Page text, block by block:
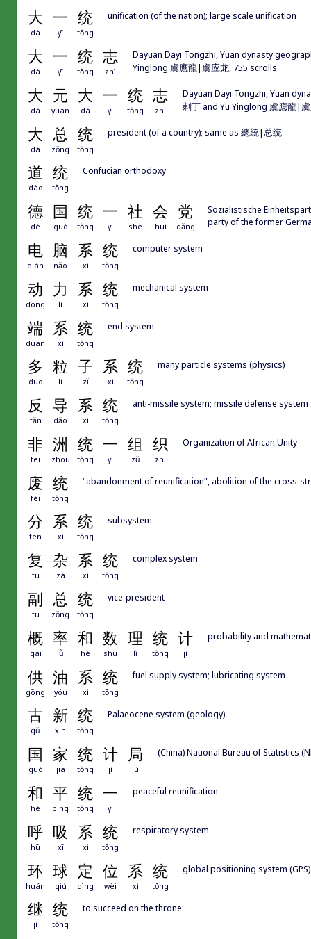
大 一 统
dà yī tǒng
unification (of the nation); large scale unification
大 一 统 志
dà yī tǒng zhì
Dayuan Dayi Tongzhi, Yuan dynasty
Yinglong 虞應龍|虞应龙, 755 scrolls
大 元 大 一 统 志
dà yuán dà yī tǒng zhì
Dayuan Dayi Tongzhi, Yuan
剌丁 and Yu Yinglong 虞應龍|
大 总 统
dà zǒng tǒng
president (of a country); same as 總統|总统
道 统
dào tǒng
Confucian orthodoxy
德 国 统 一 社 会 党
dé guó tǒng yī shè huì dǎng
Sozialistische
party of the former
电 脑 系 统
diàn nǎo xì tǒng
computer system
动 力 系 统
dòng lì xì tǒng
mechanical system
端 系 统
duān xì tǒng
end system
多 粒 子 系 统
duō lì zǐ xì tǒng
many particle systems (physics)
反 导 系 统
fǎn dǎo xì tǒng
anti-missile system; missile defense system
非 洲 统 一 组 织
fēi zhōu tǒng yī zǔ zhī
Organization of African Unity
废 统
fèi tǒng
"abandonment of reunification", abolition of the cross-
分 系 统
fēn xì tǒng
subsystem
复 杂 系 统
fù zá xì tǒng
complex system
副 总 统
fù zǒng tǒng
vice-president
概 率 和 数 理 统 计
gài lǜ hé shù lǐ tǒng jì
probability and
供 油 系 统
gōng yóu xì tǒng
fuel supply system; lubricating system
古 新 统
gǔ xīn tǒng
Palaeocene system (geology)
国 家 统 计 局
guó jiā tǒng jì jú
(China) National Bureau of Statistics
和 平 统 一
hé píng tǒng yī
peaceful reunification
呼 吸 系 统
hū xī xì tǒng
respiratory system
环 球 定 位 系 统
huán qiú dìng wèi xì tǒng
global positioning system (GPS)
继 统
jì tǒng
to succeed on the throne